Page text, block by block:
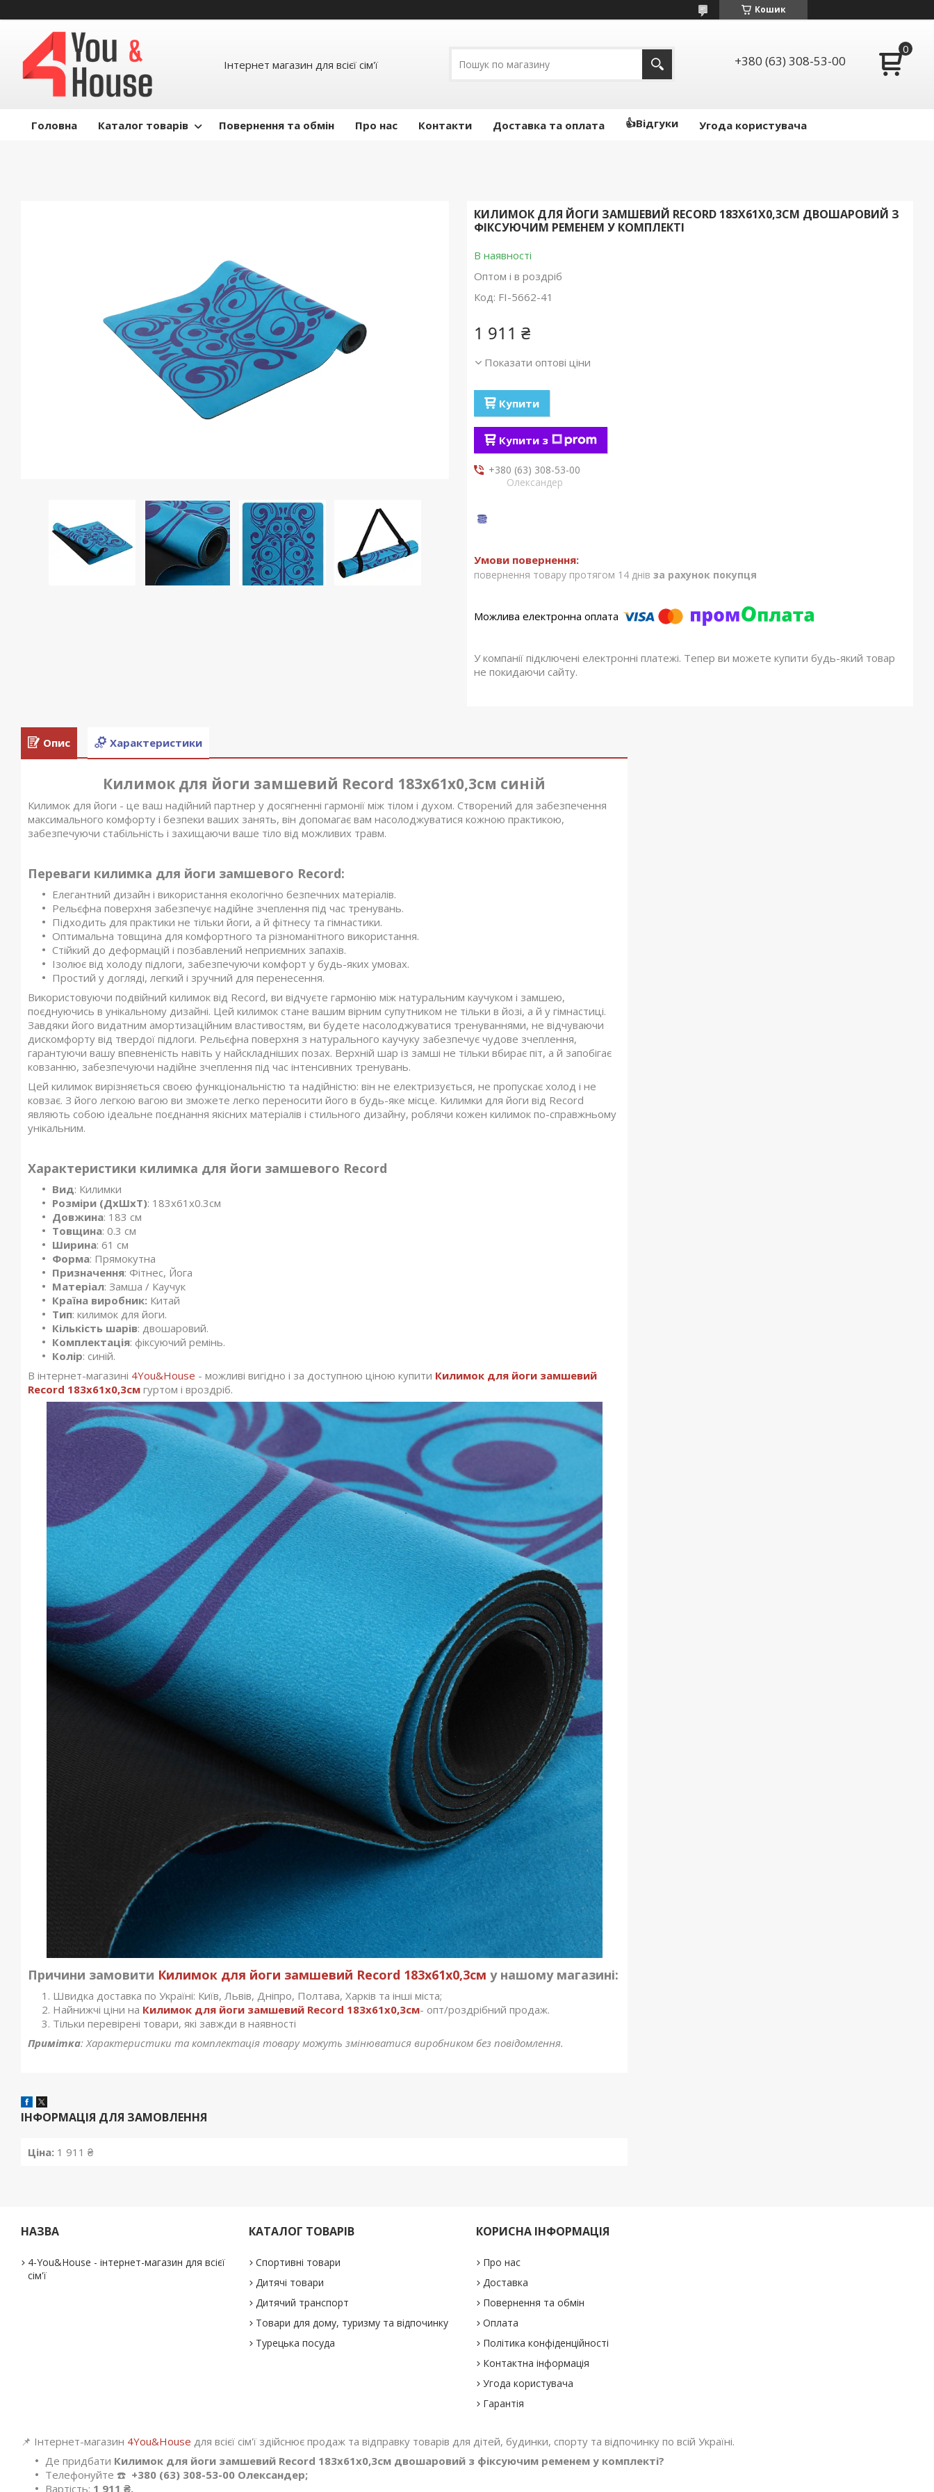
Кошик
Інтернет магазин для всієї сім'ї +380 (63) 308-53-00
Головна Каталог товарів Повернення та обмін Про нас Контакти Доставка та оплата 👍Відгуки Угода користувача
КИЛИМОК ДЛЯ ЙОГИ ЗАМШЕВИЙ RECORD 183X61X0,3СМ ДВОШАРОВИЙ З
ФІКСУЮЧИМ РЕМЕНЕМ У КОМПЛЕКТІ
В наявності
Оптом і в роздріб
Код: FI-5662-41
1 911 ₴
Показати оптові ціни
Купити
Купити з
+380 (63) 308-53-00
Олександер
повернення товару протягом 14 днів за рахунок покупця
У компанії підключені електронні платежі. Тепер ви можете купити будь-який товар
не покидаючи сайту.
Опис Характеристики
Килимок для йоги замшевий Record 183x61x0,3см синій
Килимок для йоги - це ваш надійний партнер у досягненні гармонії між тілом і духом. Створений для забезпечення
максимального комфорту і безпеки ваших занять, він допомагає вам насолоджуватися кожною практикою,
забезпечуючи стабільність і захищаючи ваше тіло від можливих травм.
Переваги килимка для йоги замшевого Record:
Елегантний дизайн і використання екологічно безпечних матеріалів.
Рельєфна поверхня забезпечує надійне зчеплення під час тренувань.
Підходить для практики не тільки йоги, а й фітнесу та гімнастики.
Оптимальна товщина для комфортного та різноманітного використання.
Стійкий до деформацій і позбавлений неприємних запахів.
Ізолює від холоду підлоги, забезпечуючи комфорт у будь-яких умовах.
Простий у догляді, легкий і зручний для перенесення.
Використовуючи подвійний килимок від Record, ви відчуєте гармонію між натуральним каучуком і замшею,
поєднуючись в унікальному дизайні. Цей килимок стане вашим вірним супутником не тільки в йозі, а й у гімнастиці.
Завдяки його видатним амортизаційним властивостям, ви будете насолоджуватися тренуваннями, не відчуваючи
дискомфорту від твердої підлоги. Рельєфна поверхня з натурального каучуку забезпечує чудове зчеплення,
гарантуючи вашу впевненість навіть у найскладніших позах. Верхній шар із замші не тільки вбирає піт, а й запобігає
ковзанню, забезпечуючи надійне зчеплення під час інтенсивних тренувань.
Цей килимок вирізняється своєю функціональністю та надійністю: він не електризується, не пропускає холод і не
ковзає. З його легкою вагою ви зможете легко переносити його в будь-яке місце. Килимки для йоги від Record
являють собою ідеальне поєднання якісних матеріалів і стильного дизайну, роблячи кожен килимок по-справжньому
унікальним.
Характеристики килимка для йоги замшевого Record
Вид: Килимки
Розміри (ДхШхТ): 183x61x0.3см
Довжина: 183 см
Товщина: 0.3 см
Ширина: 61 см
Форма: Прямокутна
Призначення: Фітнес, Йога
Матеріал: Замша / Каучук
Країна виробник: Китай
Тип: килимок для йоги.
Кількість шарів: двошаровий.
Комплектація: фіксуючий ремінь.
Колір: синій.
В інтернет-магазині 4You&House - можливі вигідно і за доступною ціною купити Килимок для йоги замшевий
Record 183x61x0,3см гуртом і вроздріб.
Причини замовити Килимок для йоги замшевий Record 183x61x0,3см у нашому магазині:
Швидка доставка по Україні: Київ, Львів, Дніпро, Полтава, Харків та інші міста;
Найнижчі ціни на Килимок для йоги замшевий Record 183x61x0,3см- опт/роздрібний продаж.
Тільки перевірені товари, які завжди в наявності
Примітка: Характеристики та комплектація товару можуть змінюватися виробником без повідомлення.
ІНФОРМАЦІЯ ДЛЯ ЗАМОВЛЕННЯ
Ціна: 1 911 ₴
НАЗВА
4-You&House - інтернет-магазин для всієї
сім'ї
КАТАЛОГ ТОВАРІВ
Спортивні товари
Дитячі товари
Дитячий транспорт
Товари для дому, туризму та відпочинку
Турецька посуда
КОРИСНА ІНФОРМАЦІЯ
Про нас
Доставка
Повернення та обмін
Оплата
Політика конфіденційності
Контактна інформація
Угода користувача
Гарантія
📌 Інтернет-магазин 4You&House для всієї сім'ї здійснює продаж та відправку товарів для дітей, будинки, спорту та відпочинку по всій Україні.
Де придбати Килимок для йоги замшевий Record 183x61x0,3см двошаровий з фіксуючим ременем у комплекті?
Телефонуйте ☎️ +380 (63) 308-53-00 Олександер;
Вартість: 1 911 ₴.